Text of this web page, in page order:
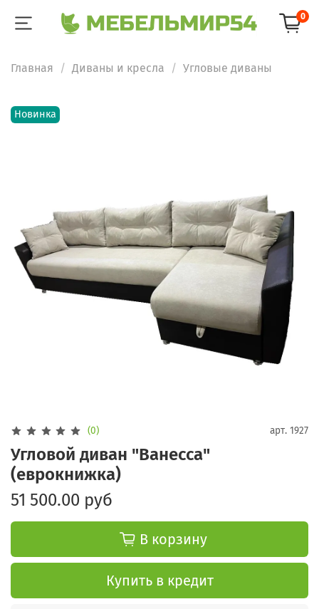
0
Главная Диваны и кресла Угловые диваны
Новинка
(0) арт. 1927
Угловой диван "Ванесса"
(еврокнижка)
51 500.00 руб
В корзину
Купить в кредит